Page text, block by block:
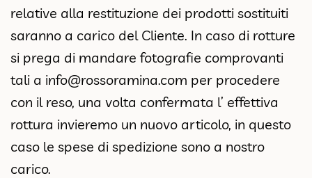
relative alla restituzione dei prodotti sostituiti
saranno a carico del Cliente. In caso di rotture
si prega di mandare fotografie comprovanti
tali a info@rossoramina.com per procedere
con il reso, una volta confermata l’ effettiva
rottura invieremo un nuovo articolo, in questo
caso le spese di spedizione sono a nostro
carico.